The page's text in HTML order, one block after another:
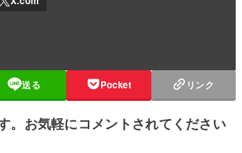
送る Pocket リンク
。お気軽にコメントされてください